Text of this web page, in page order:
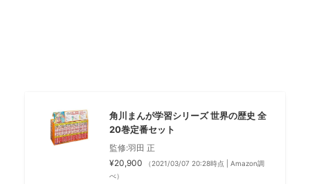
角川まんが学習シリーズ 世界の歴史 全
20巻定番セット
監修:羽田 正
¥20,900
（2021/03/07 20:28時点 | Amazon調
べ）